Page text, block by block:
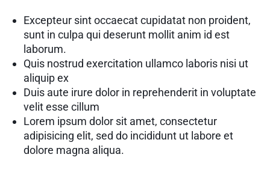
Excepteur sint occaecat cupidatat non proident,
sunt in culpa qui deserunt mollit anim id est
laborum.
Quis nostrud exercitation ullamco laboris nisi ut
aliquip ex
Duis aute irure dolor in reprehenderit in voluptate
velit esse cillum
Lorem ipsum dolor sit amet, consectetur
adipisicing elit, sed do incididunt ut labore et
dolore magna aliqua.